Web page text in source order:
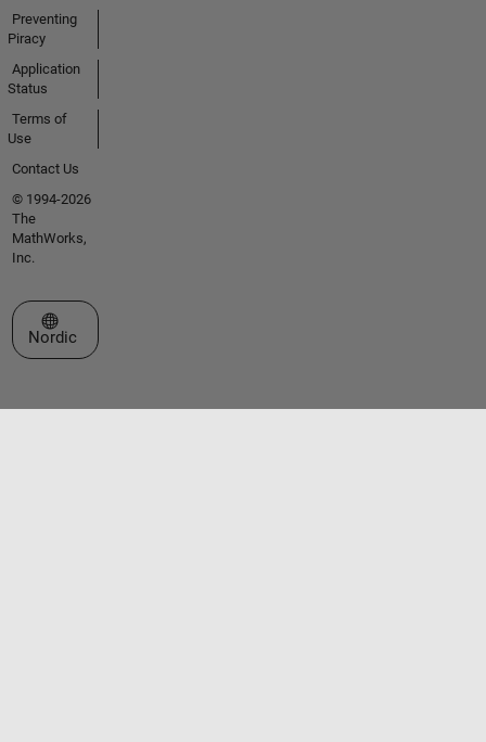
Preventing
Piracy
Application
Status
Terms of
Use
Contact Us
© 1994-2026
The
MathWorks,
Inc.
Select a Web Site
Nordic